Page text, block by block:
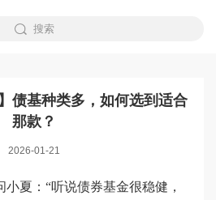
搜索
债基种类多，如何选到适合
那款？
2026-01-21
夏：“听说债券基金很稳健，